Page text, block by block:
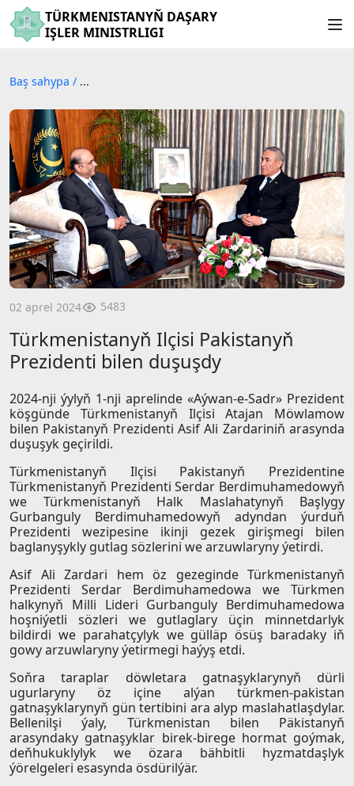
TÜRKMENISTANYŇ DAŞARY
IŞLER MINISTRLIGI
Baş sahypa / ...
02 aprel 2024 5483
Türkmenistanyň Ilçisi Pakistanyň
Prezidenti bilen duşuşdy
2024-nji ýylyň 1-nji aprelinde «Aýwan-e-Sadr» Prezident
köşgünde Türkmenistanyň Ilçisi Atajan Möwlamow
bilen Pakistanyň Prezidenti Asif Ali Zardariniň arasynda
duşuşyk geçirildi.
Türkmenistanyň Ilçisi Pakistanyň Prezidentine
Türkmenistanyň Prezidenti Serdar Berdimuhamedowyň
we Türkmenistanyň Halk Maslahatynyň Başlygy
Gurbanguly Berdimuhamedowyň adyndan ýurduň
Prezidenti wezipesine ikinji gezek girişmegi bilen
baglanyşykly gutlag sözlerini we arzuwlaryny ýetirdi.
Asif Ali Zardari hem öz gezeginde Türkmenistanyň
Prezidenti Serdar Berdimuhamedowa we Türkmen
halkynyň Milli Lideri Gurbanguly Berdimuhamedowa
hoşniýetli sözleri we gutlaglary üçin minnetdarlyk
bildirdi we parahatçylyk we gülläp ösüş baradaky iň
gowy arzuwlaryny ýetirmegi haýyş etdi.
Soňra taraplar döwletara gatnaşyklarynyň dürli
ugurlaryny öz içine alýan türkmen-pakistan
gatnaşyklarynyň gün tertibini ara alyp maslahatlaşdylar.
Bellenilşi ýaly, Türkmenistan bilen Päkistanyň
arasyndaky gatnaşyklar birek-birege hormat goýmak,
deňhukuklylyk we özara bähbitli hyzmatdaşlyk
ýörelgeleri esasynda ösdürilýär.